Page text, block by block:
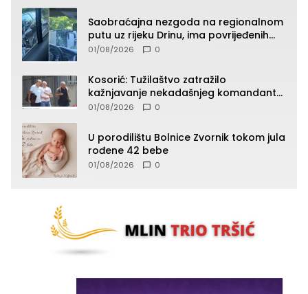
Saobraćajna nezgoda na regionalnom
putu uz rijeku Drinu, ima povrijeđenih
lica (FOTO)
01/08/2026 0
Kosorić: Tužilaštvo zatražilo
kažnjavanje nekadašnjeg komandanta
Vlaseničke brigade
01/08/2026 0
U porodilištu Bolnice Zvornik tokom jula
rođene 42 bebe
01/08/2026 0